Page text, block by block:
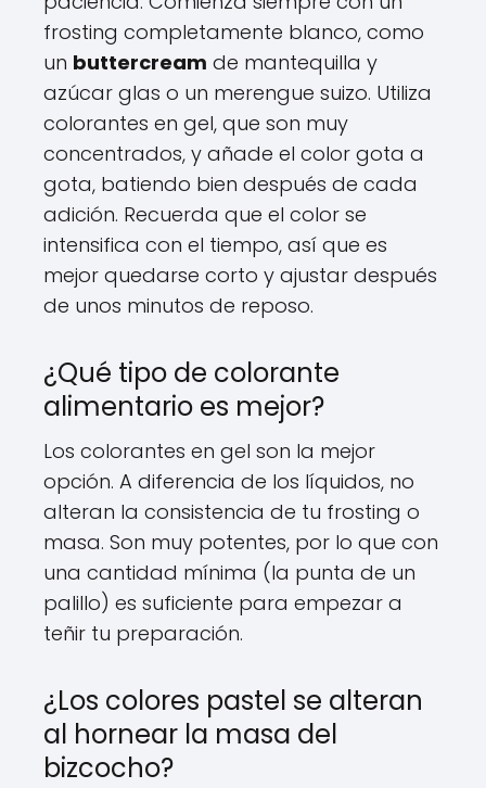
frosting completamente blanco, como
un buttercream de mantequilla y
azúcar glas o un merengue suizo. Utiliza
colorantes en gel, que son muy
concentrados, y añade el color gota a
gota, batiendo bien después de cada
adición. Recuerda que el color se
intensifica con el tiempo, así que es
mejor quedarse corto y ajustar después
de unos minutos de reposo.
¿Qué tipo de colorante
alimentario es mejor?
Los colorantes en gel son la mejor
opción. A diferencia de los líquidos, no
alteran la consistencia de tu frosting o
masa. Son muy potentes, por lo que con
una cantidad mínima (la punta de un
palillo) es suficiente para empezar a
teñir tu preparación.
¿Los colores pastel se alteran
al hornear la masa del
bizcocho?